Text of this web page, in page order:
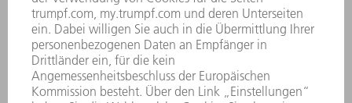
KONTAKT
After Sales
+43722160396550
Mo - Do: 08:00 -17:30 Uhr
Fr: 08:00 -16:30 Uhr